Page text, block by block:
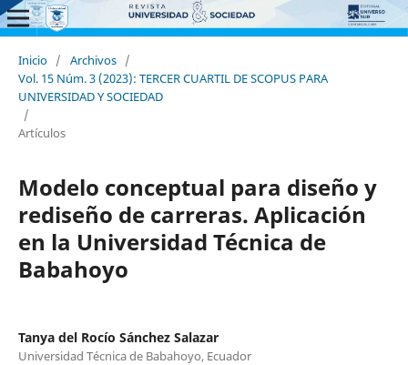
Inicio / Archivos /
Vol. 15 Núm. 3 (2023): TERCER CUARTIL DE SCOPUS PARA
UNIVERSIDAD Y SOCIEDAD
/
Artículos
Modelo conceptual para diseño y
rediseño de carreras. Aplicación
en la Universidad Técnica de
Babahoyo
Tanya del Rocío Sánchez Salazar
Universidad Técnica de Babahoyo, Ecuador